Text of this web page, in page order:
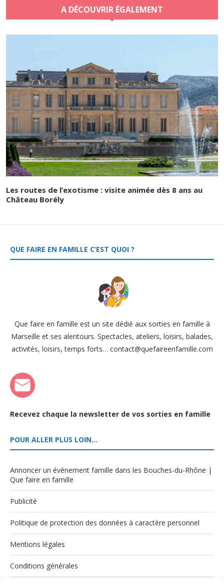
A DÉCOUVRIR ÉGALEMENT
Les routes de l’exotisme : visite animée dès 8 ans au
Château Borély
QUE FAIRE EN FAMILLE C’EST QUOI ?
Que faire en famille est un site dédié aux sorties en famille à
Marseille et ses alentours. Spectacles, ateliers, loisirs, balades,
activités, loisirs, temps forts… contact@quefaireenfamille.com
Recevez chaque la newsletter de vos sorties en famille
POUR ALLER PLUS LOIN…
Annoncer un événement famille dans les Bouches-du-Rhône |
Que faire en famille
Publicité
Politique de protection des données à caractère personnel
Mentions légales
Conditions générales